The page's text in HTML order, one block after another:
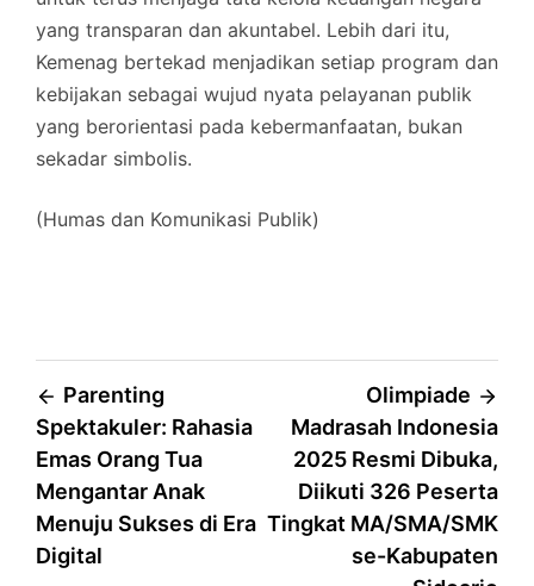
yang transparan dan akuntabel. Lebih dari itu,
Kemenag bertekad menjadikan setiap program dan
kebijakan sebagai wujud nyata pelayanan publik
yang berorientasi pada kebermanfaatan, bukan
sekadar simbolis.
(Humas dan Komunikasi Publik)
Post
navigation
Parenting
Spektakuler: Rahasia
Emas Orang Tua
Mengantar Anak
Menuju Sukses di Era
Digital
Olimpiade
Madrasah Indonesia
2025 Resmi Dibuka,
Diikuti 326 Peserta
Tingkat MA/SMA/SMK
se-Kabupaten